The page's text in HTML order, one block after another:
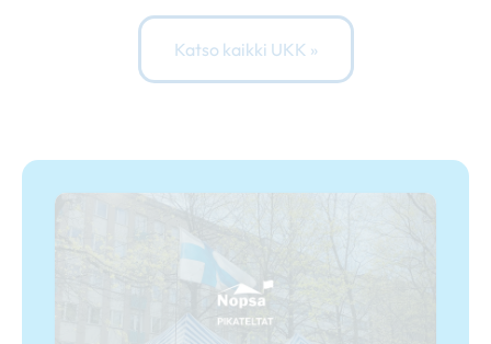
Katso kaikki UKK »